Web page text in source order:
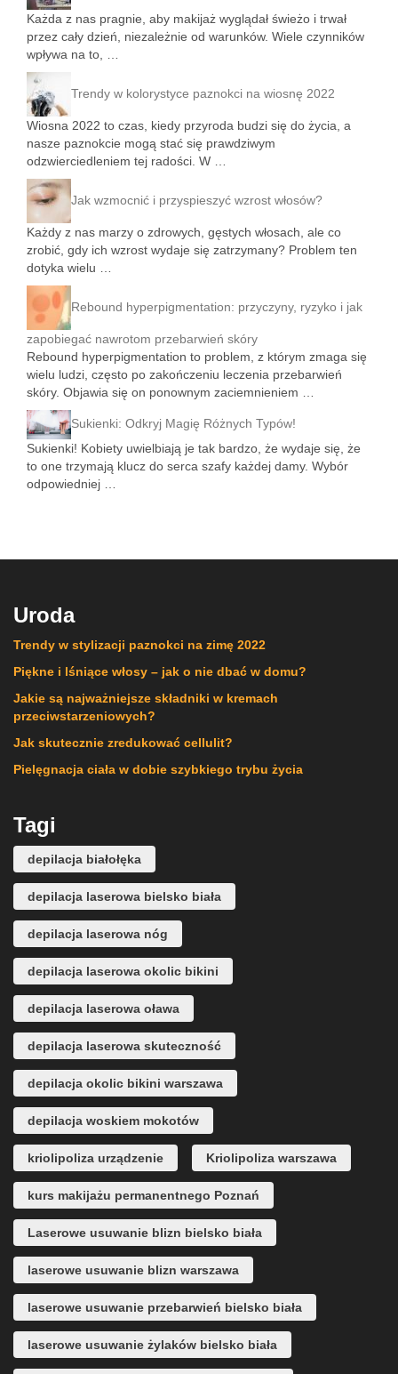
Każda z nas pragnie, aby makijaż wyglądał świeżo i trwał
przez cały dzień, niezależnie od warunków. Wiele czynników
wpływa na to, …
Trendy w kolorystyce paznokci na wiosnę 2022
Wiosna 2022 to czas, kiedy przyroda budzi się do życia, a
nasze paznokcie mogą stać się prawdziwym
odzwierciedleniem tej radości. W …
Jak wzmocnić i przyspieszyć wzrost włosów?
Każdy z nas marzy o zdrowych, gęstych włosach, ale co
zrobić, gdy ich wzrost wydaje się zatrzymany? Problem ten
dotyka wielu …
Rebound hyperpigmentation: przyczyny, ryzyko i jak
zapobiegać nawrotom przebarwień skóry
Rebound hyperpigmentation to problem, z którym zmaga się
wielu ludzi, często po zakończeniu leczenia przebarwień
skóry. Objawia się on ponownym zaciemnieniem …
Sukienki: Odkryj Magię Różnych Typów!
Sukienki! Kobiety uwielbiają je tak bardzo, że wydaje się, że
to one trzymają klucz do serca szafy każdej damy. Wybór
odpowiedniej …
Uroda
Trendy w stylizacji paznokci na zimę 2022
Piękne i lśniące włosy – jak o nie dbać w domu?
Jakie są najważniejsze składniki w kremach
przeciwstarzeniowych?
Jak skutecznie zredukować cellulit?
Pielęgnacja ciała w dobie szybkiego trybu życia
Tagi
depilacja białołęka
depilacja laserowa bielsko biała
depilacja laserowa nóg
depilacja laserowa okolic bikini
depilacja laserowa oława
depilacja laserowa skuteczność
depilacja okolic bikini warszawa
depilacja woskiem mokotów
kriolipoliza urządzenie Kriolipoliza warszawa
kurs makijażu permanentnego Poznań
Laserowe usuwanie blizn bielsko biała
laserowe usuwanie blizn warszawa
laserowe usuwanie przebarwień bielsko biała
laserowe usuwanie żylaków bielsko biała